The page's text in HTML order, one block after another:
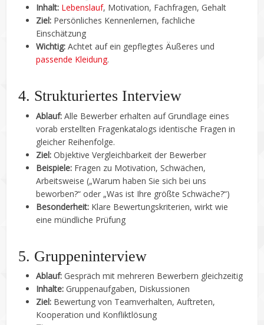
Inhalt: Lebenslauf, Motivation, Fachfragen, Gehalt
Ziel: Persönliches Kennenlernen, fachliche
Einschätzung
Wichtig: Achtet auf ein gepflegtes Äußeres und
passende Kleidung.
4. Strukturiertes Interview
Ablauf: Alle Bewerber erhalten auf Grundlage eines
vorab erstellten Fragenkatalogs identische Fragen in
gleicher Reihenfolge.
Ziel: Objektive Vergleichbarkeit der Bewerber
Beispiele: Fragen zu Motivation, Schwächen,
Arbeitsweise („Warum haben Sie sich bei uns
beworben?“ oder „Was ist Ihre größte Schwäche?“)
Besonderheit: Klare Bewertungskriterien, wirkt wie
eine mündliche Prüfung
5. Gruppeninterview
Ablauf: Gespräch mit mehreren Bewerbern gleichzeitig
Inhalte: Gruppenaufgaben, Diskussionen
Ziel: Bewertung von Teamverhalten, Auftreten,
Kooperation und Konfliktlösung